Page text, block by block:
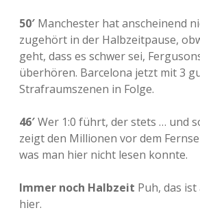
50′ Manchester hat anscheinend
zugehört in der Halbzeitpause,
geht, dass es schwer sei,
überhören. Barcelona jetzt mit 3
Strafraumszenen in Folge.
46′Wer 1:0 führt, der stets … und
zeigt den Millionen vor dem
was man hier nicht lesen konnte.
Immer noch Halbzeit Puh, das
hier.